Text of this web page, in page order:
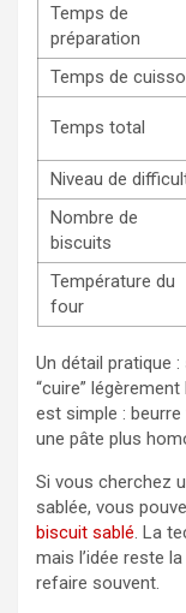
Temps de
préparation
Temps de
Temps total
Niveau de
Nombre de
biscuits
Température du
four
Un détail pratique
“cuire”
est simple :
une pâte plus
Si vous cherchez
sablée, vous
biscuit sablé. La
mais l’idée reste
refaire souvent.